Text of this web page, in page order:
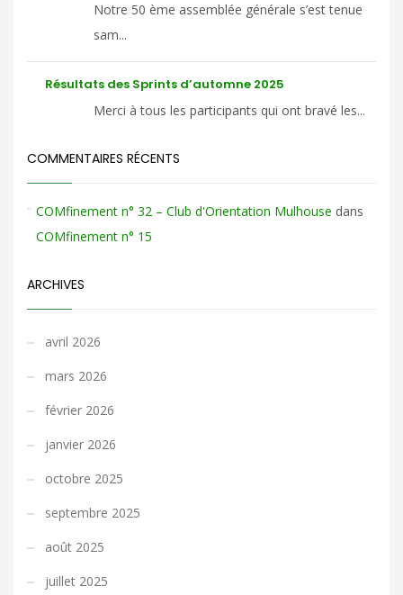
Notre 50 ème assemblée générale s’est tenue
sam...
Résultats des Sprints d’automne 2025
Merci à tous les participants qui ont bravé les...
COMMENTAIRES RÉCENTS
COMfinement n° 32 – Club d'Orientation Mulhouse dans
COMfinement n° 15
ARCHIVES
avril 2026
mars 2026
février 2026
janvier 2026
octobre 2025
septembre 2025
août 2025
juillet 2025